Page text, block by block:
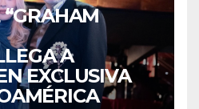
“GRAHAM
A
EXCLUSIVA